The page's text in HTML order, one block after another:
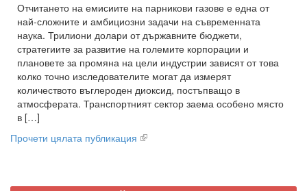
Отчитането на емисиите на парникови газове е една от
най-сложните и амбициозни задачи на съвременната
наука. Трилиони долари от държавните бюджети,
стратегиите за развитие на големите корпорации и
плановете за промяна на цели индустрии зависят от това
колко точно изследователите могат да измерят
количеството въглероден диоксид, постъпващо в
атмосферата. Транспортният сектор заема особено място
в […]
Прочети цялата публикация